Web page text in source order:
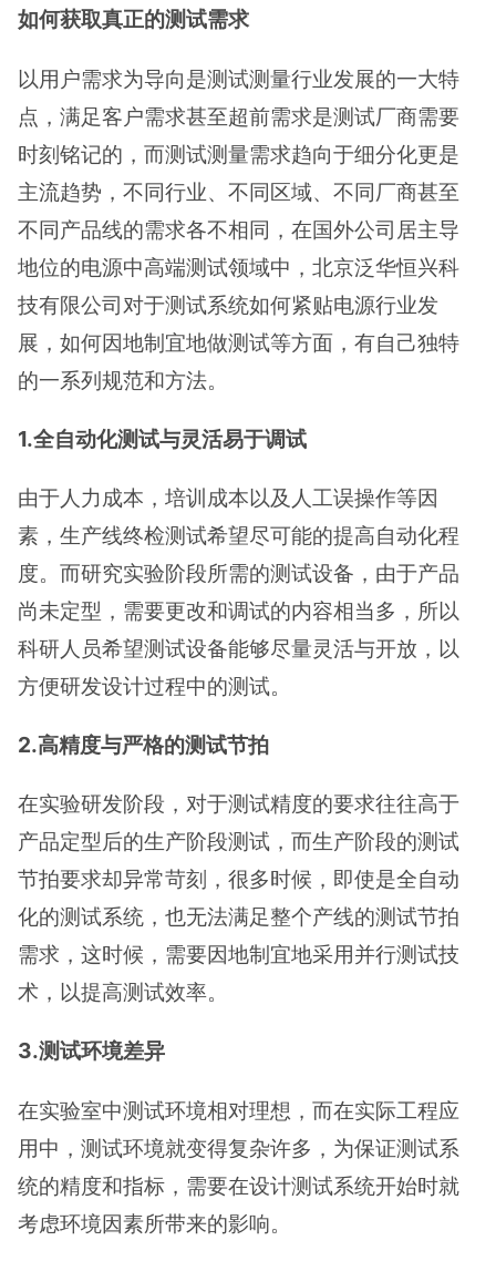
如何获取真正的测试需求
以用户需求为导向是测试测量行业发展的一大特
点，满足客户需求甚至超前需求是测试厂商需要
时刻铭记的，而测试测量需求趋向于细分化更是
主流趋势，不同行业、不同区域、不同厂商甚至
不同产品线的需求各不相同，在国外公司居主导
地位的电源中高端测试领域中，北京泛华恒兴科
技有限公司对于测试系统如何紧贴电源行业发
展，如何因地制宜地做测试等方面，有自己独特
的一系列规范和方法。
1.全自动化测试与灵活易于调试
由于人力成本，培训成本以及人工误操作等因
素，生产线终检测试希望尽可能的提高自动化程
度。而研究实验阶段所需的测试设备，由于产品
尚未定型，需要更改和调试的内容相当多，所以
科研人员希望测试设备能够尽量灵活与开放，以
方便研发设计过程中的测试。
2.高精度与严格的测试节拍
在实验研发阶段，对于测试精度的要求往往高于
产品定型后的生产阶段测试，而生产阶段的测试
节拍要求却异常苛刻，很多时候，即使是全自动
化的测试系统，也无法满足整个产线的测试节拍
需求，这时候，需要因地制宜地采用并行测试技
术，以提高测试效率。
3.测试环境差异
在实验室中测试环境相对理想，而在实际工程应
用中，测试环境就变得复杂许多，为保证测试系
统的精度和指标，需要在设计测试系统开始时就
考虑环境因素所带来的影响。